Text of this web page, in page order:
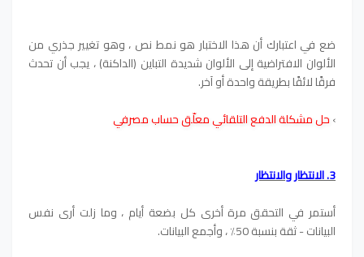
ضع في اعتبارك أن هذا الاختبار هو نمط نص ، وهو تغيير جذري من
الألوان الافتراضية إلى الألوان شديدة التباين (الداكنة) ، يجب أن تحدث
فرقًا لائقًا بطريقة واحدة أو آخر.
›حل مشكلة الدفع التلقائي معلّق حساب مصرفي
3. الانتظار والانتظار
أستمر في التحقق مرة أخرى كل بضعة أيام ، وما زلت أرى نفس
البيانات - ثقة بنسبة 50٪ ، وأجمع البيانات.